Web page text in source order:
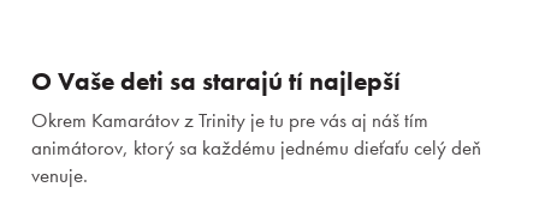
O Vaše deti sa starajú tí najlepší
Okrem Kamarátov z Trinity je tu pre vás aj náš tím
animátorov, ktorý sa každému jednému dieťaťu celý deň
venuje.